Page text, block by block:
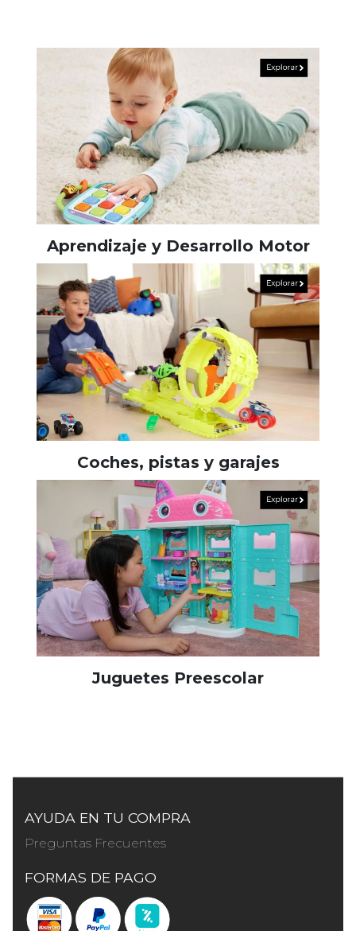
Aprendizaje y Desarrollo Motor
Coches, pistas y garajes
Juguetes Preescolar
AYUDA EN TU COMPRA
Preguntas Frecuentes
FORMAS DE PAGO